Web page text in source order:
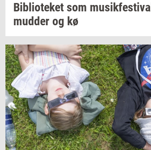
Bi­bli­o­te­ket som mu­sik­festi­val
mud­der og kø